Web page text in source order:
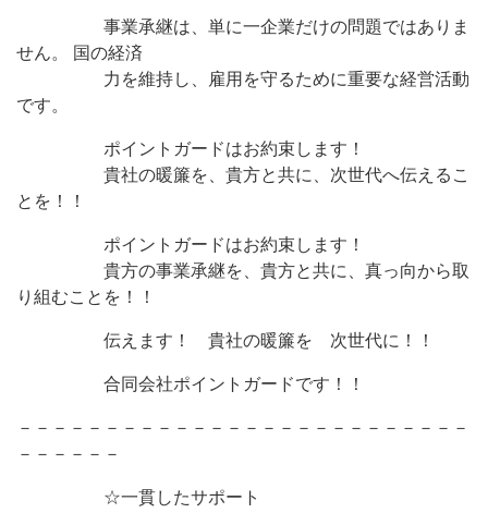
事業承継は、単に一企業だけの問題ではありま
せん。 国の経済
力を維持し、雇用を守るために重要な経営活動
です。
ポイントガードはお約束します！
貴社の暖簾を、貴方と共に、次世代へ伝えるこ
とを！！
ポイントガードはお約束します！
貴方の事業承継を、貴方と共に、真っ向から取
り組むことを！！
伝えます！ 貴社の暖簾を 次世代に！！
合同会社ポイントガードです！！
－－－－－－－－－－－－－－－－－－－－－－－－－－
－－－－－－
☆一貫したサポート